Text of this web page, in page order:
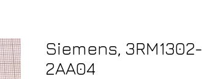
Siemens, 3RM1302-
2AA04